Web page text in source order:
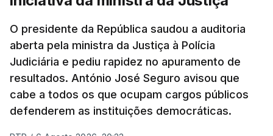
O presidente da República saudou a auditoria
aberta pela ministra da Justiça à Polícia
Judiciária e pediu rapidez no apuramento de
resultados. António José Seguro avisou que
cabe a todos os que ocupam cargos públicos
defenderem as instituições democráticas.